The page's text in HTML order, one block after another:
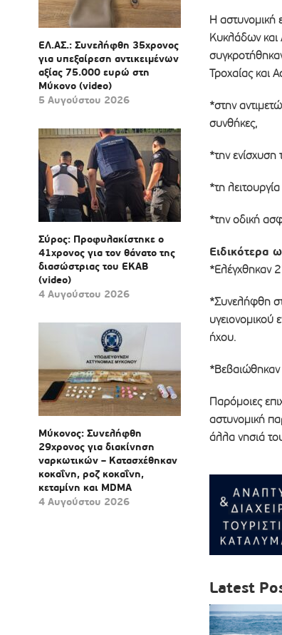
ΕΛ.ΑΣ.: Συνελήφθη 35χρονος
για υπεξαίρεση αντικειμένων
αξίας 75.000 ευρώ στη
Μύκονο (video)
5 Αυγούστου 2026
Σύρος: Προφυλακίστηκε ο
41χρονος για τον θάνατο της
διασώστριας του ΕΚΑΒ
(video)
4 Αυγούστου 2026
Μύκονος: Συνελήφθη
29χρονος για διακίνηση
ναρκωτικών – Κατασχέθηκαν
κοκαΐνη, ροζ κοκαΐνη,
κεταμίνη και MDMA
4 Αυγούστου 2026
Η αστυνομική
Κυκλάδων και
Τροχαίας και
*στην
συνθήκες,
*την
*τη
*την οδική
Ειδικότερα
*Ελέγχθηκαν
*Συνελήφθη
υγειονομικού
ήχου.
*Βεβαιώθηκαν
Παρόμοιες
αστυνομική
άλλα νησιά
Latest